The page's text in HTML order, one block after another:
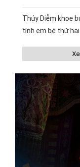
Thúy Diễm khoe
tính em bé thứ hai